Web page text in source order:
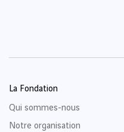
La Fondation
Qui sommes-nous
Notre organisation